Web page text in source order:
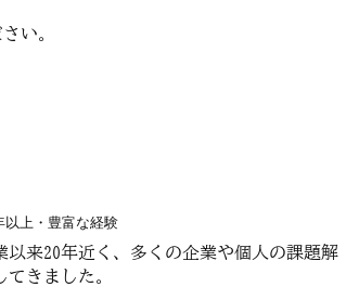
い。
以来20年近く、多くの企業や個人の課題解
きました。